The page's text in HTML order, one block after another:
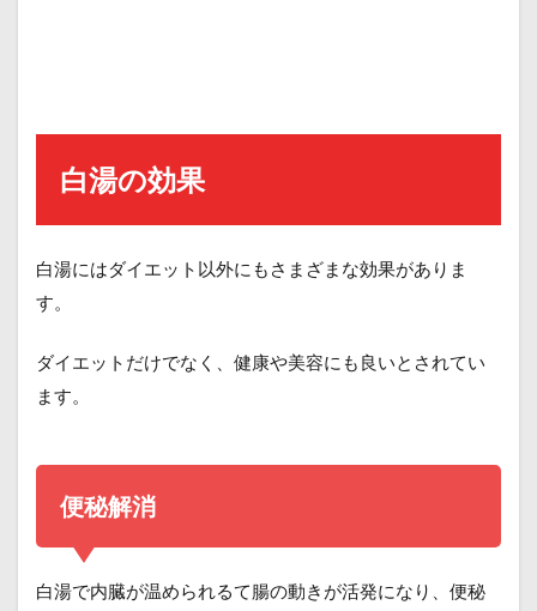
白湯の効果
白湯にはダイエット以外にもさまざまな効果がありま
す。
ダイエットだけでなく、健康や美容にも良いとされてい
ます。
便秘解消
白湯で内臓が温められるて腸の動きが活発になり、便秘